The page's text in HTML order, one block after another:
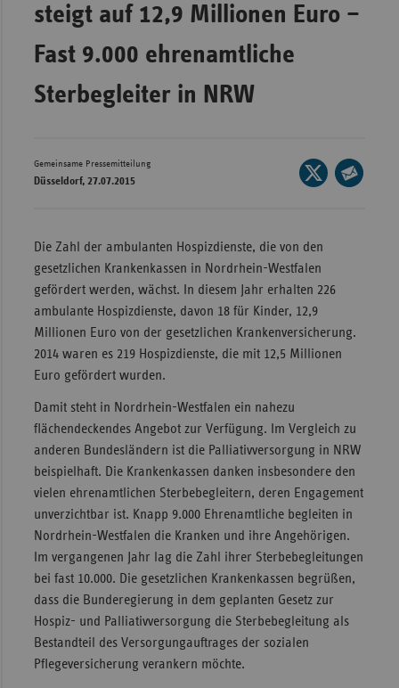
steigt auf 12,9 Millionen Euro –
Fast 9.000 ehrenamtliche
Sterbegleiter in NRW
Gemeinsame Pressemitteilung
Düsseldorf, 27.07.2015
Seite
auf
Die Zahl der ambulanten Hospizdienste, die von den
gesetzlichen Krankenkassen in Nordrhein-Westfalen
gefördert werden, wächst. In diesem Jahr erhalten 226
ambulante Hospizdienste, davon 18 für Kinder, 12,9
Millionen Euro von der gesetzlichen Krankenversicherung.
2014 waren es 219 Hospizdienste, die mit 12,5 Millionen
Euro gefördert wurden.
Damit steht in Nordrhein-Westfalen ein nahezu
flächendeckendes Angebot zur Verfügung. Im Vergleich zu
anderen Bundesländern ist die Palliativversorgung in NRW
beispielhaft. Die Krankenkassen danken insbesondere den
vielen ehrenamtlichen Sterbebegleitern, deren Engagement
unverzichtbar ist. Knapp 9.000 Ehrenamtliche begleiten in
Nordrhein-Westfalen die Kranken und ihre Angehörigen.
Im vergangenen Jahr lag die Zahl ihrer Sterbebegleitungen
bei fast 10.000. Die gesetzlichen Krankenkassen begrüßen,
dass die Bunderegierung in dem geplanten Gesetz zur
Hospiz- und Palliativversorgung die Sterbebegleitung als
Bestandteil des Versorgungauftrages der sozialen
Pflegeversicherung verankern möchte.